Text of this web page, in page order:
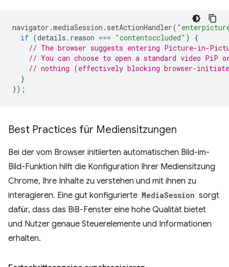
navigator .mediaSession . setActionHandler(
if (details . reason === "contentoccluded" )
{
// The browser suggests entering Picture-in-
// You can choose to open a standard video PiP
// nothing (effectively blocking browser-
}
});
Best Practices für Mediensitzungen
Bei der vom Browser initiierten automatischen Bild-im-
Bild-Funktion hilft die Konfiguration Ihrer Mediensitzung
Chrome, Ihre Inhalte zu verstehen und mit ihnen zu
interagieren. Eine gut konfigurierte MediaSession sorgt
dafür, dass das BiB-Fenster eine hohe Qualität bietet
und Nutzer genaue Steuerelemente und Informationen
erhalten.